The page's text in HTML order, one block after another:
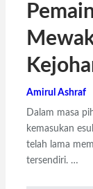
Amirul Ashraf
Dalam masa
kemasukan
telah lama
tersendiri. …